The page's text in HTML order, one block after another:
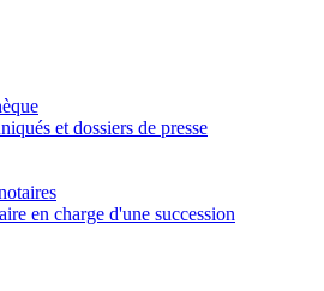
et dossiers de presse
en charge d'une succession